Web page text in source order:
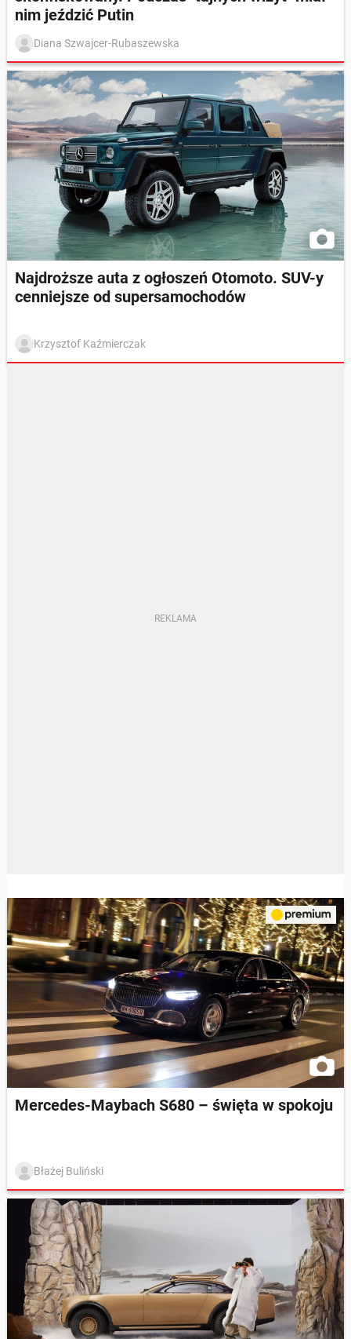
nim jeździć Putin
Diana Szwajcer-Rubaszewska
Najdroższe auta z ogłoszeń Otomoto. SUV-y
cenniejsze od supersamochodów
Krzysztof Kaźmierczak
Mercedes-Maybach S680 – święta w spokoju
Błażej Buliński